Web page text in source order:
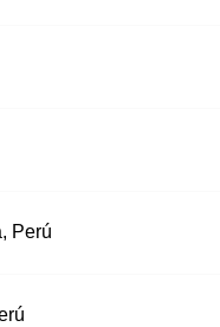
Perú